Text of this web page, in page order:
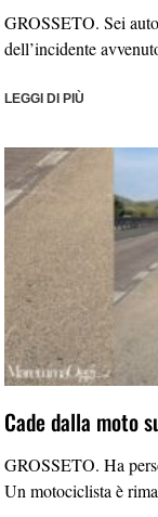
GROSSETO. Sei
dell’incidente
LEGGI DI PIÙ
Cade dalla moto
GROSSETO. Ha
Un motociclista è